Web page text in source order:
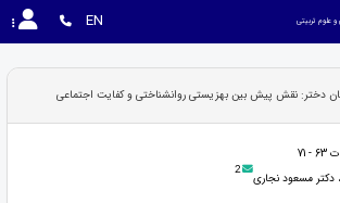
و علوم تربیتی EN
دختر: نقش پیش بین بهزیستی روانشناختی و کفایت اجتماعی
، دکتر مسعود نجاری 2